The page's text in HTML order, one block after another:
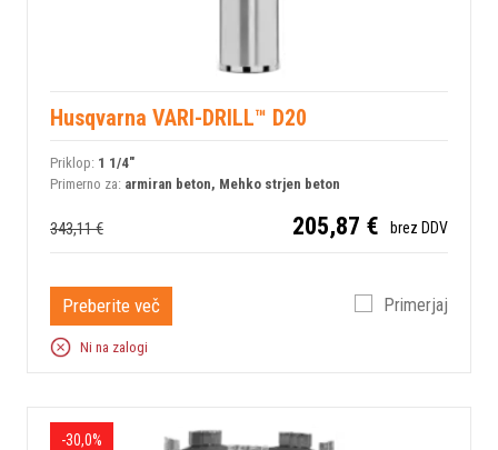
Husqvarna VARI-DRILL™ D20
Priklop: 1 1/4"
Primerno za: armiran beton, Mehko strjen beton
343,11 € 205,87 € brez DDV
Preberite več Primerjaj
Ni na zalogi
-30,0%